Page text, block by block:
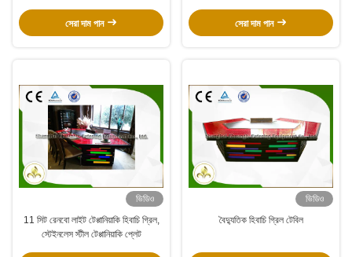
সেরা দাম পান
সেরা দাম পান
ভিডিও
11 সিট রেনবো লাইট টেপ্পানিয়াকি হিবাচি গ্রিল,
স্টেইনলেস স্টীল টেপ্পানিয়াকি প্লেট
ভিডিও
বৈদ্যুতিক হিবাচি গ্রিল টেবিল